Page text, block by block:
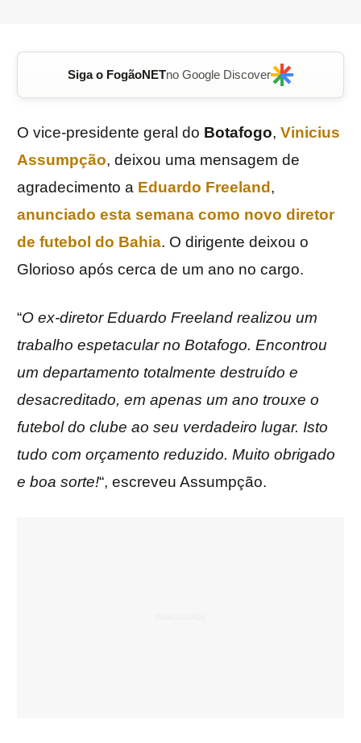
Siga o FogãoNETno Google Discover
O vice-presidente geral do Botafogo, Vinicius
Assumpção, deixou uma mensagem de
agradecimento a Eduardo Freeland ,
anunciado esta semana como novo diretor
de futebol do Bahia. O dirigente deixou o
Glorioso após cerca de um ano no cargo.
“O ex-diretor Eduardo Freeland realizou um
trabalho espetacular no Botafogo. Encontrou
um departamento totalmente destruído e
desacreditado, em apenas um ano trouxe o
futebol do clube ao seu verdadeiro lugar. Isto
tudo com orçamento reduzido. Muito obrigado
e boa sorte!“, escreveu Assumpção.